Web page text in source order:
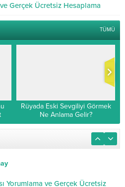
Gerçek Ücretsiz Hesaplama
TÜMÜ
Rüyada Eski Sevgiliyi Görmek
Ne Anlama Gelir?
Yorumlama ve Gerçek Ücretsiz